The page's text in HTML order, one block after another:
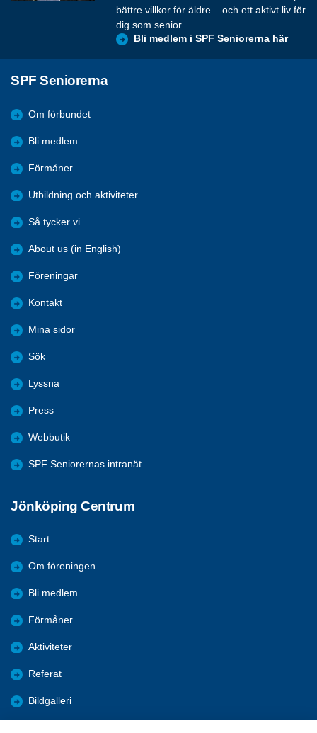
bättre villkor för äldre – och ett aktivt liv för
dig som senior.
Bli medlem i SPF Seniorerna här
SPF Seniorerna
Om förbundet
Bli medlem
Förmåner
Utbildning och aktiviteter
Så tycker vi
About us (in English)
Föreningar
Kontakt
Mina sidor
Sök
Lyssna
Press
Webbutik
SPF Seniorernas intranät
Jönköping Centrum
Start
Om föreningen
Bli medlem
Förmåner
Aktiviteter
Referat
Bildgalleri